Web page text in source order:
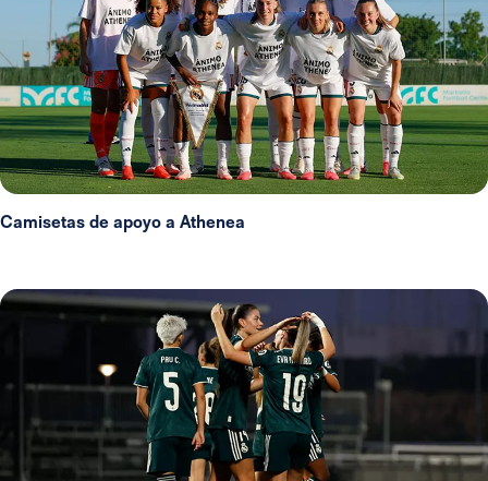
Camisetas de apoyo a Athenea